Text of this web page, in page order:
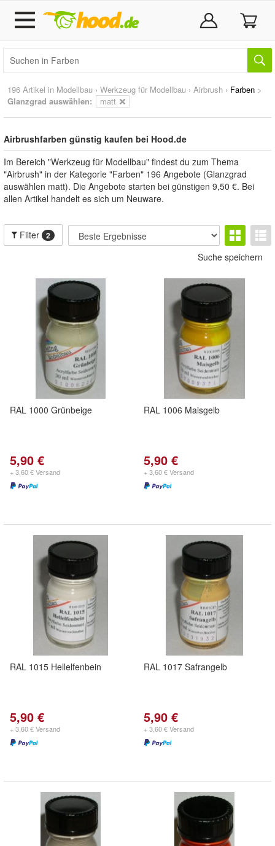
196 Artikel in Modellbau › Werkzeug für Modellbau › Airbrush › Farben >
Glanzgrad auswählen:
matt
Airbrushfarben günstig kaufen bei Hood.de
Im Bereich "Werkzeug für Modellbau" findest du zum Thema
"Airbrush" in der Kategorie "Farben" 196 Angebote (Glanzgrad
auswählen matt). Die Angebote starten bei günstigen 9,50 €. Bei
allen Artikel handelt es sich um Neuware.
Filter 2
Suche speichern
RAL 1000 Grünbeige
5,90 €
+ 3,60 € Versand
RAL 1006 Maisgelb
5,90 €
+ 3,60 € Versand
RAL 1015 Hellelfenbein
5,90 €
+ 3,60 € Versand
RAL 1017 Safrangelb
5,90 €
+ 3,60 € Versand